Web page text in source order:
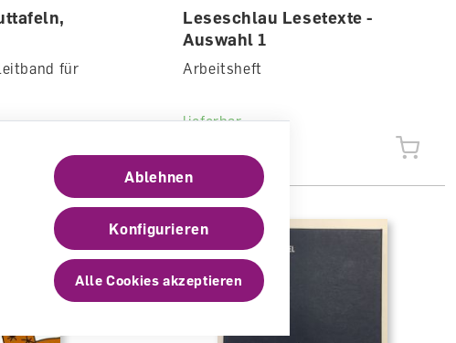
für
Leseschlau Lesetexte -
Auswahl 1
Arbeitsheft
lieferbar
Ablehnen
Konfigurieren
Alle Cookies akzeptieren